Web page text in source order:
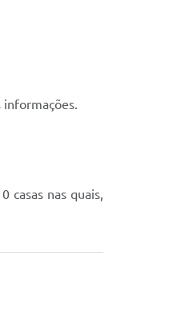
informações.
casas nas quais,